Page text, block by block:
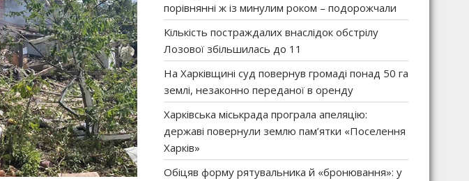
порівнянні ж із минулим роком – подорожчали
Кількість постраждалих внаслідок обстрілу
Лозової збільшилась до 11
На Харківщині суд повернув громаді понад 50 га
землі, незаконно переданої в оренду
Харківська міськрада програла апеляцію:
державі повернули землю пам’ятки «Поселення
Харків»
Обіцяв форму рятувальника й «бронювання»: у